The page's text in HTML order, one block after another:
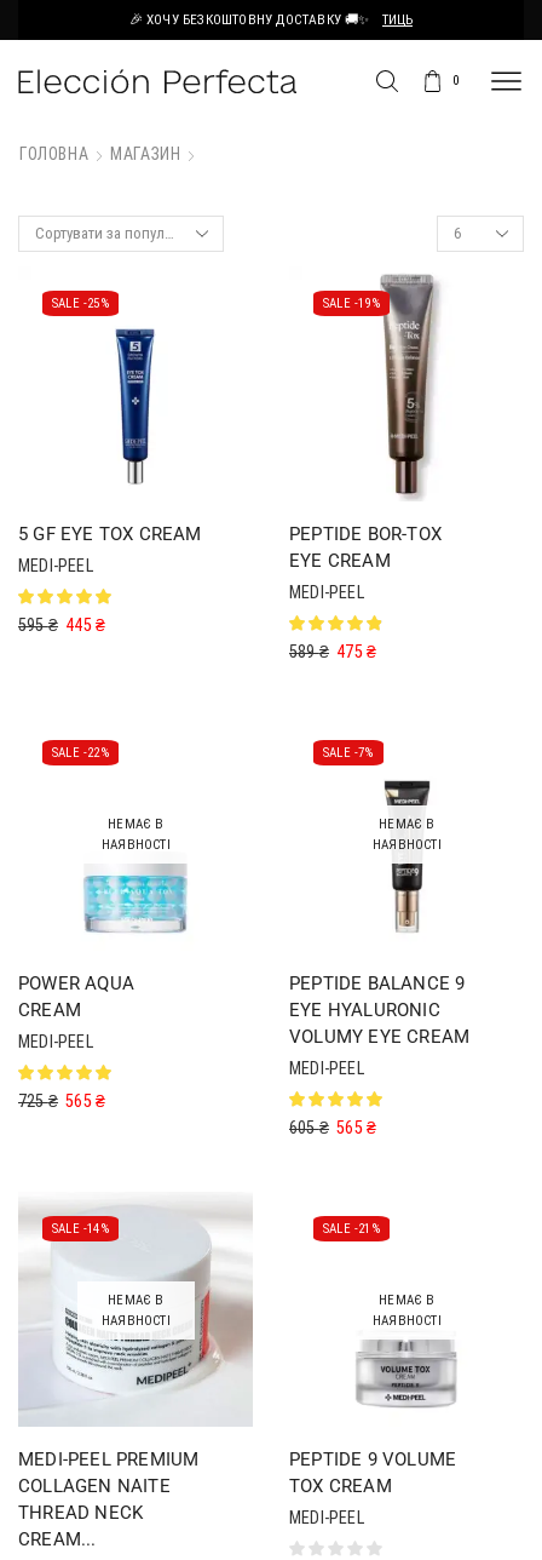
🎉 ХОЧУ БЕЗКОШТОВНУ ДОСТАВКУ 🚚✨ ТИЦЬ
0
ГОЛОВНА МАГАЗИН
SALE -25%
5 GF EYE TOX CREAM
MEDI-PEEL
595₴ 445₴
SALE -19%
PEPTIDE BOR-TOX
EYE CREAM
MEDI-PEEL
589₴ 475₴
SALE -22%
НЕМАЄ В
НАЯВНОСТІ
POWER AQUA
CREAM
MEDI-PEEL
725₴ 565₴
SALE -7%
НЕМАЄ В
НАЯВНОСТІ
PEPTIDE BALANCE 9
EYE HYALURONIC
VOLUMY EYE CREAM
MEDI-PEEL
605₴ 565₴
SALE -14%
НЕМАЄ В
НАЯВНОСТІ
MEDI-PEEL PREMIUM
COLLAGEN NAITE
THREAD NECK
CREAM...
SALE -21%
НЕМАЄ В
НАЯВНОСТІ
PEPTIDE 9 VOLUME
TOX CREAM
MEDI-PEEL